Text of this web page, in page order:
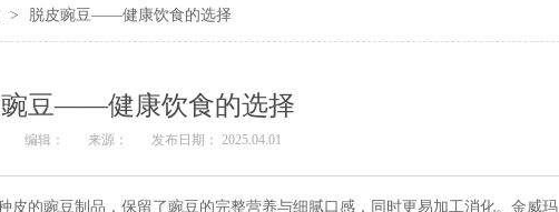
> 脱皮豌豆——健康饮食的选择
豌豆——健康饮食的选择
编辑： 来源： 发布日期： 2025.04.01
皮的豌豆制品，保留了豌豆的完整营养与细腻口感，同时更易加工消化。金威玛